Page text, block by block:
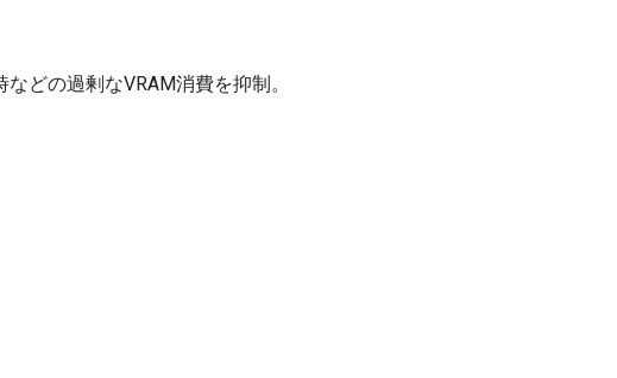
どの過剰なVRAM消費を抑制。